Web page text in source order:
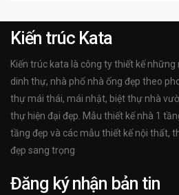
Kiến trúc Kata
Kiến trúc kata là công ty thiết kế
dinh thự, nhà phố nhà ống đẹp theo
thự mái thái, mái nhật, biệt thự nhà
thự hiện đại đẹp. Mẫu thiết kế nhà 1
tầng đẹp và các mẫu thiết kế nội thất,
đẹp sang trọng
Đăng ký nhận bản tin